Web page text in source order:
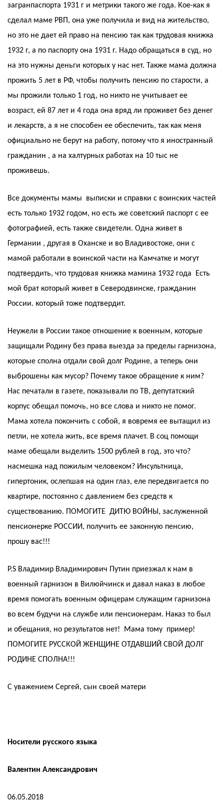
загранпаспорта 1931 г и метрики такого же года. Кое-как я
сделал маме РВП, она уже получила и вид на жительство,
но это не дает ей право на пенсию так как трудовая книжка
1932 г, а по паспорту она 1931 г. Надо обращаться в суд, но
на это нужны деньги которых у нас нет. Также мама должна
прожить 5 лет в РФ, чтобы получить пенсию по старости, а
мы прожили только 1 год, но никто не учитывает ее
возраст, ей 87 лет и 4 года она вряд ли проживет без денег
и лекарств, а я не способен ее обеспечить, так как меня
официально не берут на работу, потому что я иностранный
гражданин , а на халтурных работах на 10 тыс не
проживешь.
Все документы мамы выписки и справки с воинских частей
есть только 1932 годом, но есть же советский паспорт с ее
фотографией, есть также свидетели. Одна живет в
Германии , другая в Оханске и во Владивостоке, они с
мамой работали в воинской части на Камчатке и могут
подтвердить, что трудовая книжка мамина 1932 года Есть
мой брат который живет в Северодвинске, гражданин
России. который тоже подтвердит.
Неужели в России такое отношение к военным, которые
защищали Родину без права выезда за пределы гарнизона,
которые сполна отдали свой долг Родине, а теперь они
выброшены как мусор? Почему такое обращение к ним?
Нас печатали в газете, показывали по ТВ, депутатский
корпус обещал помочь, но все слова и никто не помог.
Мама хотела покончить с собой, я вовремя ее вытащил из
петли, не хотела жить, все время плачет. В соц помощи
маме обещали выделить 1500 рублей в год, это что?
насмешка над пожилым человеком? Инсультница,
гипертоник, ослепшая на один глаз, еле передвигается по
квартире, постоянно с давлением без средств к
существованию. ПОМОГИТЕ ДИТЮ ВОЙНЫ, заслуженной
пенсионерке РОССИИ, получить ее законную пенсию,
прошу вас!!!
P.S Владимир Владимирович Путин приезжал к нам в
военный гарнизон в Вилюйчинск и давал наказ в любое
время помогать военным офицерам служащим гарнизона
во всем будучи на службе или пенсионерам. Наказ то был
и обещания, но результатов нет! Мама тому пример!
ПОМОГИТЕ РУССКОЙ ЖЕНЩИНЕ ОТДАВШИЙ СВОЙ ДОЛГ
РОДИНЕ СПОЛНА!!!
С уважением Сергей, сын своей матери
Носители русского языка
Валентин Александрович
06.05.2018